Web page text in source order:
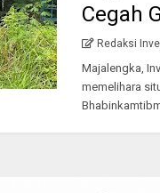
Cegah
Redaksi
Majalengka,
memelihara